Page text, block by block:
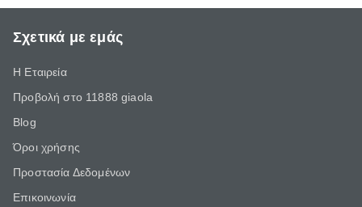
Σχετικά με εμάς
Η Εταιρεία
Προβολή στο 11888 giaola
Blog
Όροι χρήσης
Προστασία Δεδομένων
Επικοινωνία